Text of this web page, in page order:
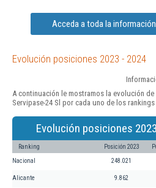
Acceda a toda la
Evolución posiciones 2023 - 2024
A continuación le mostramos la evolución
Servipase-24 Sl por cada uno de los
Evolución posiciones
Ranking Posición 2023
Nacional 248.021
Alicante 9.862